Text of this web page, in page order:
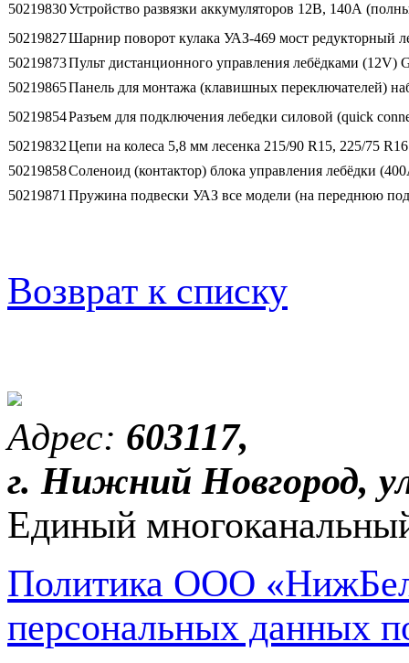
50219830Устройство развязки аккумуляторов 12В, 140А
50219827Шарнир поворот кулака УАЗ-469 мост редукторный
50219873Пульт дистанционного управления лебёдками
50219865Панель для монтажа (клавишных переключателей)
50219854Разъем для подключения лебедки силовой (quick
50219832Цепи на колеса 5,8 мм лесенка 215/90 R15, 225/75
50219858Соленоид (контактор) блока управления лебёдки
50219871 Пружина подвески УАЗ все модели (на переднюю
Возврат к списку
Адрес: 603117,
г. Нижний Новгород,
Единый
Политика ООО
персональных данных